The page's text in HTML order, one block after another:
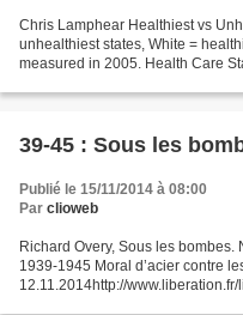
Chris Lamphear Healthiest vs
unhealthiest states, White =
measured in 2005. Health Care
39-45 : Sous les
Publié le 15/11/2014 à 08:00
Par clioweb
Richard Overy, Sous les
1939-1945 Moral d’acier contre
12.11.2014http://